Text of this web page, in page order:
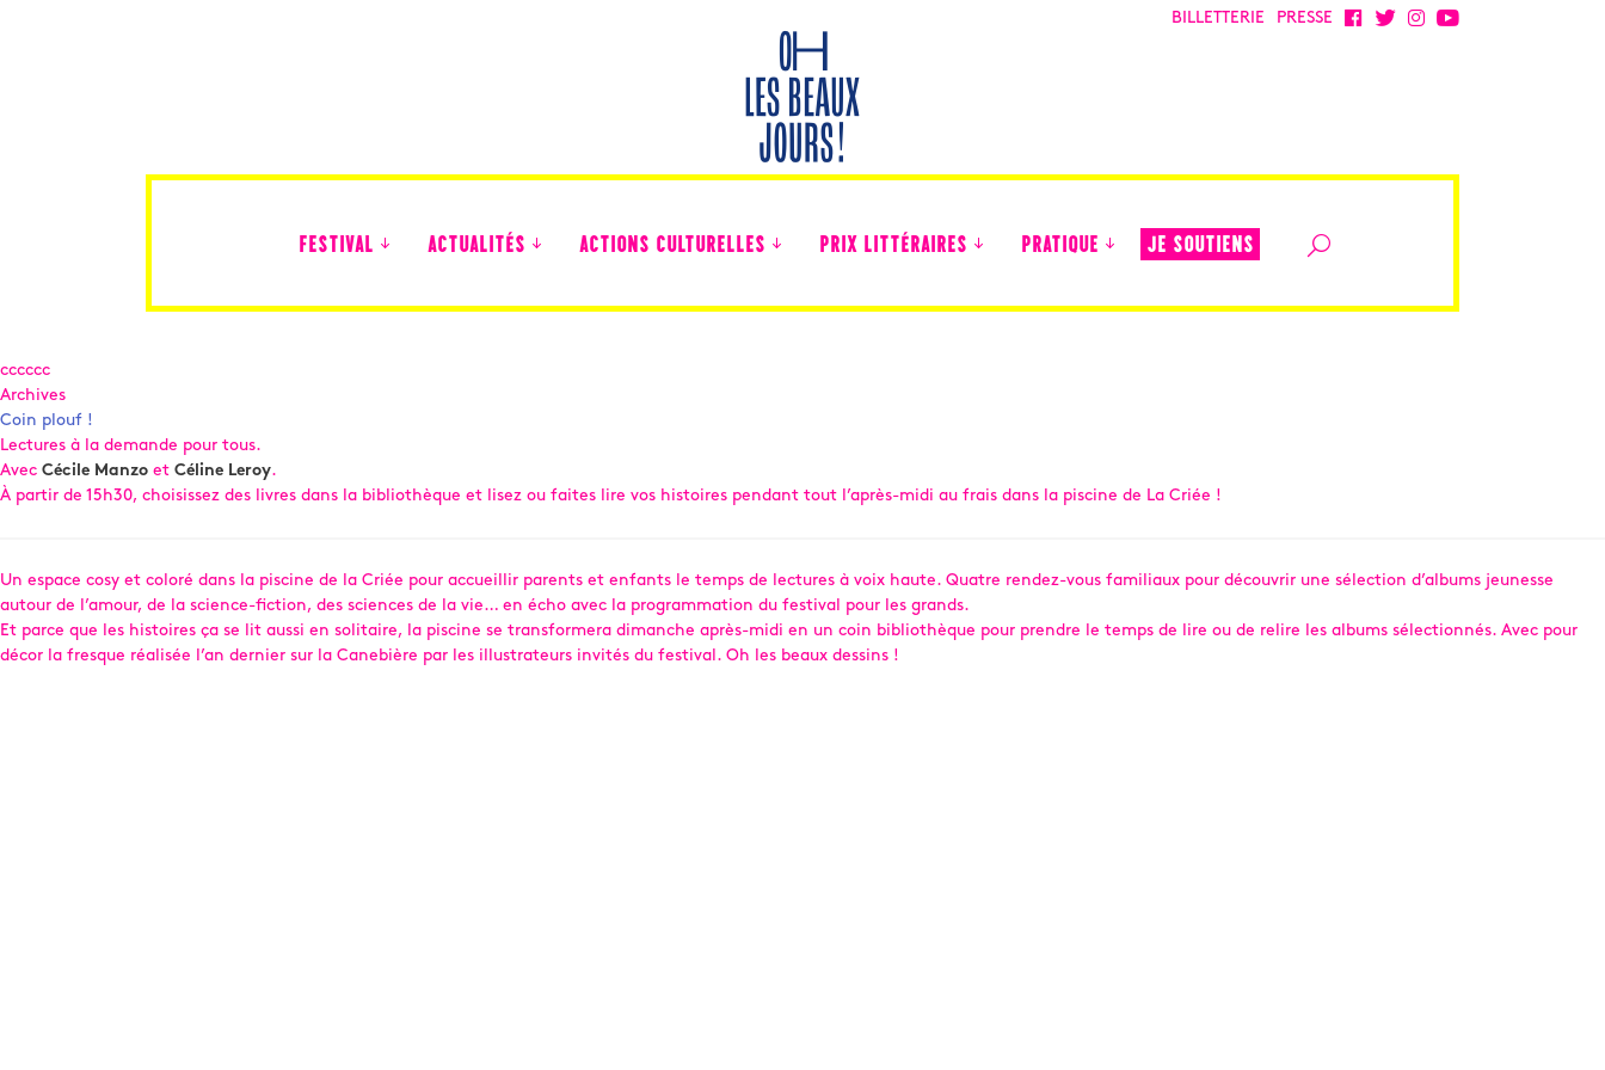
BILLETTERIE PRESSE
FESTIVAL ACTUALITÉS ACTIONS CULTURELLES PRIX LITTÉRAIRES PRATIQUE JE SOUTIENS
cccccc
Archives
Coin plouf !
Lectures à la demande pour tous.
Avec Cécile Manzo et Céline Leroy.
À partir de 15h30, choisissez des livres dans la bibliothèque et lisez ou faites lire vos histoires pendant tout l’après-midi au frais dans la piscine de La Criée !
Un espace cosy et coloré dans la piscine de la Criée pour accueillir parents et enfants le temps de lectures à voix haute. Quatre rendez-vous familiaux pour découvrir une sélection d’albums jeunesse
autour de l’amour, de la science-fiction, des sciences de la vie… en écho avec la programmation du festival pour les grands.
Et parce que les histoires ça se lit aussi en solitaire, la piscine se transformera dimanche après-midi en un coin bibliothèque pour prendre le temps de lire ou de relire les albums sélectionnés. Avec pour
décor la fresque réalisée l’an dernier sur la Canebière par les illustrateurs invités du festival. Oh les beaux dessins !